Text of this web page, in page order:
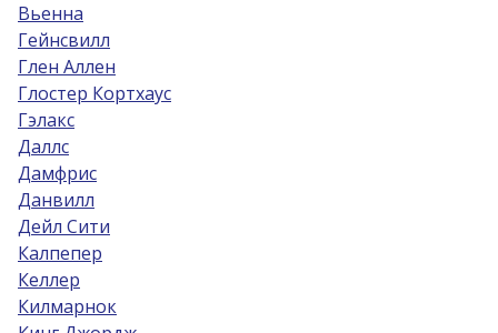
Вьенна
Гейнсвилл
Глен Аллен
Глостер Кортхаус
Гэлакс
Даллс
Дамфрис
Данвилл
Дейл Сити
Калпепер
Келлер
Килмарнок